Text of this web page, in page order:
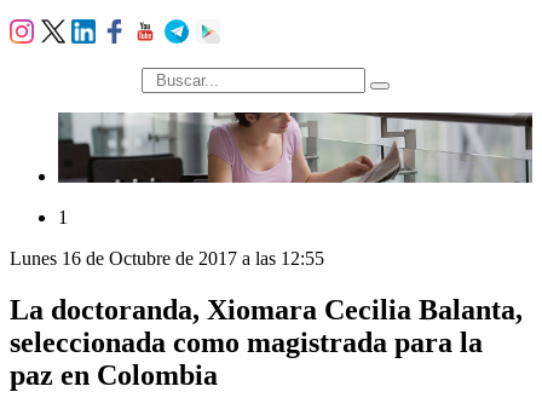
búsqueda
1
Lunes 16 de Octubre de 2017 a las 12:55
La doctoranda, Xiomara Cecilia Balanta,
seleccionada como magistrada para la
paz en Colombia